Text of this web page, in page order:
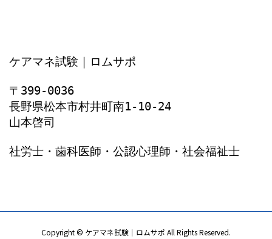
ケアマネ試験｜ロムサポ
〒399-0036
長野県松本市村井町南1‐10‐24
山本啓司
社労士・歯科医師・公認心理師・社会福祉士
Copyright © ケアマネ試験｜ロムサポ All Rights Reserved.